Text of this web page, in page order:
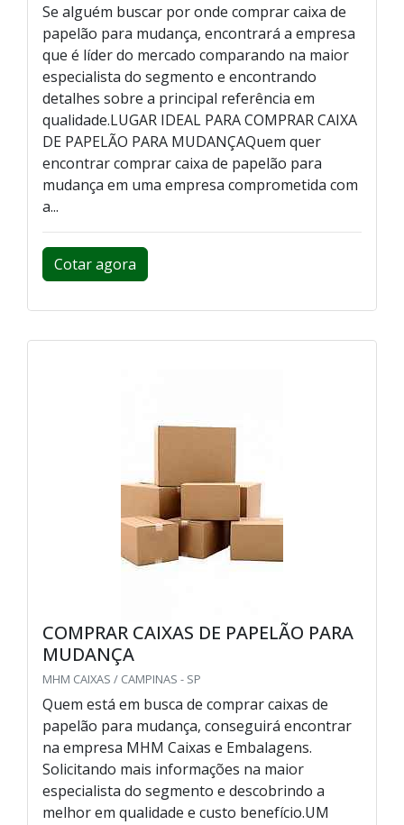
Se alguém buscar por onde comprar caixa de
papelão para mudança, encontrará a empresa
que é líder do mercado comparando na maior
especialista do segmento e encontrando
detalhes sobre a principal referência em
qualidade.LUGAR IDEAL PARA COMPRAR CAIXA
DE PAPELÃO PARA MUDANÇAQuem quer
encontrar comprar caixa de papelão para
mudança em uma empresa comprometida com
a...
Cotar agora
COMPRAR CAIXAS DE PAPELÃO PARA
MUDANÇA
MHM CAIXAS / CAMPINAS - SP
Quem está em busca de comprar caixas de
papelão para mudança, conseguirá encontrar
na empresa MHM Caixas e Embalagens.
Solicitando mais informações na maior
especialista do segmento e descobrindo a
melhor em qualidade e custo benefício.UM